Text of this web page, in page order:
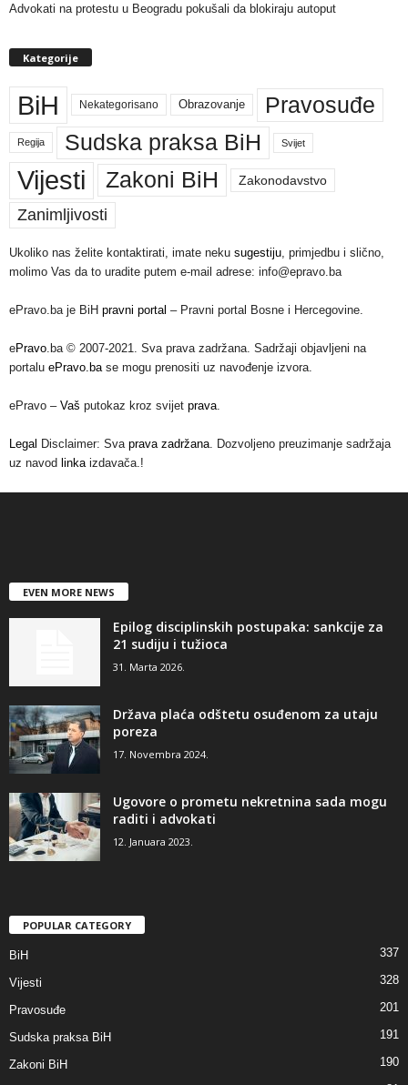
Advokati na protestu u Beogradu pokušali da blokiraju autoput
Kategorije
BiH Nekategorisano Obrazovanje Pravosuđe
Regija Sudska praksa BiH Svijet
Vijesti Zakoni BiH Zakonodavstvo
Zanimljivosti
Ukoliko nas želite kontaktirati, imate neku sugestiju , primjedbu i slično,
molimo Vas da to uradite putem e-mail adrese: info@epravo.ba
ePravo.ba je BiH pravni portal – Pravni portal Bosne i Hercegovine.
ePravo .ba © 2007-2021. Sva prava zadržana. Sadržaji objavljeni na
portalu ePravo.ba se mogu prenositi uz navođenje izvora.
ePravo – Vaš putokaz kroz svijet prava
Legal Disclaimer: Sva prava zadržana . Dozvoljeno preuzimanje sadržaja
uz navod linka izdavača.!
EVEN MORE NEWS
Epilog disciplinskih postupaka: sankcije za
21 sudiju i tužioca
31. Marta 2026.
Država plaća odštetu osuđenom za utaju
poreza
17. Novembra 2024.
Ugovore o prometu nekretnina sada mogu
raditi i advokati
12. Januara 2023.
POPULAR CATEGORY
BiH 337
Vijesti 328
Pravosuđe 201
Sudska praksa BiH 191
Zakoni BiH
190